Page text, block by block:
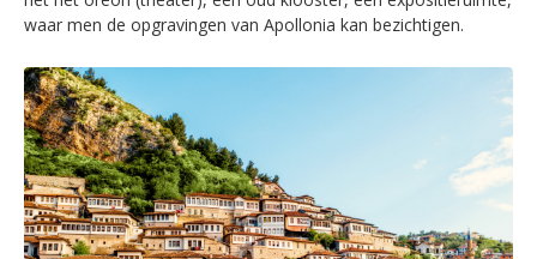
waar men de opgravingen van Apollonia kan bezichtigen.